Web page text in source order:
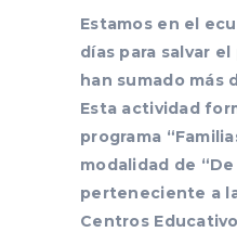
Estamos en el
días para salvar
han sumado más
Esta actividad
programa
modalidad de
perteneciente a
Centros